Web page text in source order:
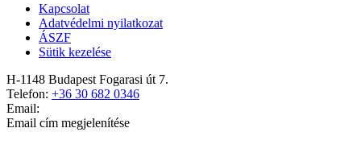
Kapcsolat
Adatvédelmi nyilatkozat
ÁSZF
Sütik kezelése
H-1148 Budapest Fogarasi út 7.
Telefon: +36 30 682 0346
Email:
Email cím megjelenítése